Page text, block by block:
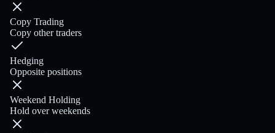
Copy Trading
Copy other traders
Hedging
Opposite positions
Weekend Holding
Hold over weekends